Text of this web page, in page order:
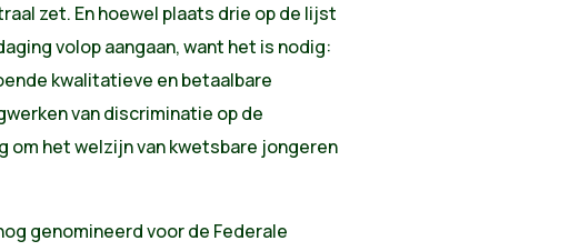
zet. En hoewel plaats drie op de lijst
volop aangaan, want het is nodig:
kwalitatieve en betaalbare
van discriminatie op de
om het welzijn van kwetsbare jongeren
genomineerd voor de Federale